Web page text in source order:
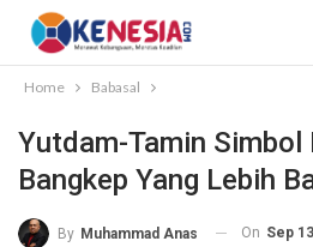
Home Babasal
Yutdam-Tamin Simbol
Bangkep Yang Lebih
By Muhammad Anas On Sep